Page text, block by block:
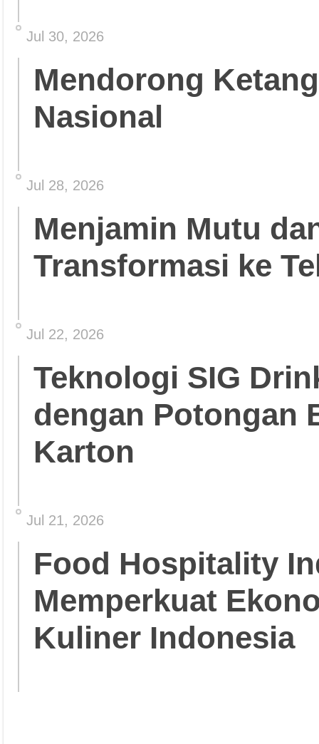
Jul 30, 2026
Mendorong
Nasional
Jul 28, 2026
Menjamin Mutu
Transformasi ke
Jul 22, 2026
Teknologi SIG
dengan Potongan
Karton
Jul 21, 2026
Food Hospitality
Memperkuat
Kuliner Indonesia